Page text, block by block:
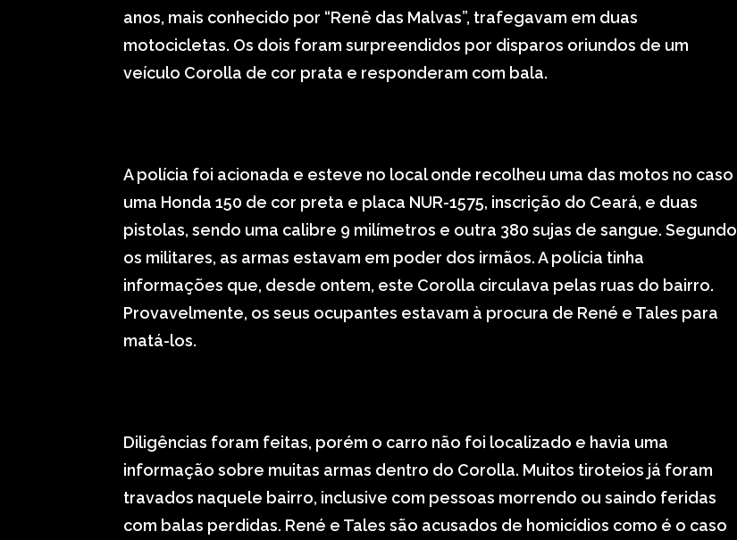
anos, mais conhecido por “Renê das Malvas”, trafegavam em duas
motocicletas. Os dois foram surpreendidos por disparos oriundos de um
veículo Corolla de cor prata e responderam com bala.
A polícia foi acionada e esteve no local onde recolheu uma das motos no caso
uma Honda 150 de cor preta e placa NUR-1575, inscrição do Ceará, e duas
pistolas, sendo uma calibre 9 milímetros e outra 380 sujas de sangue. Segundo
os militares, as armas estavam em poder dos irmãos. A polícia tinha
informações que, desde ontem, este Corolla circulava pelas ruas do bairro.
Provavelmente, os seus ocupantes estavam à procura de René e Tales para
matá-los.
Diligências foram feitas, porém o carro não foi localizado e havia uma
informação sobre muitas armas dentro do Corolla. Muitos tiroteios já foram
travados naquele bairro, inclusive com pessoas morrendo ou saindo feridas
com balas perdidas. René e Tales são acusados de homicídios como é o caso